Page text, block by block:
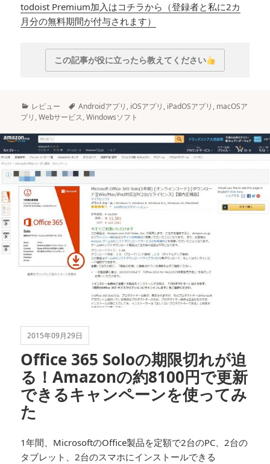
todoist Premium加入はコチラから（登録者と私に2カ
月分の無料期間が付与されます）
この記事が役に立ったら教えてください
カ
テ
リ
ー
レビュー
タ
グ
Androidアプリ , iOSアプリ , iPadOSアプリ , macOSア
プリ ,Webサービス,Windowsソフト
2015年09月29日
Office 365 Soloの期限切れが迫
る！Amazonの約8100円で更新
できるキャンペーンを使ってみ
た
1年間、MicrosoftのOffice製品を定額で2台のPC、2台の
タブレット、2台のスマホにインストールできる